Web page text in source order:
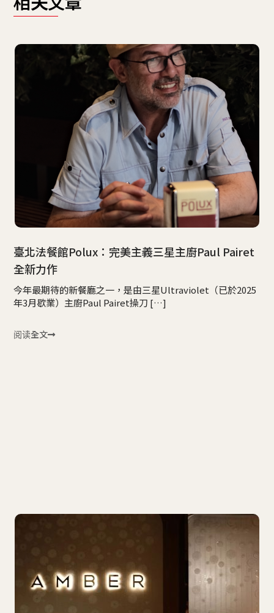
臺北法餐館Polux：完美主義三星主廚Paul Pairet
全新力作
今年最期待的新餐廳之一，是由三星Ultraviolet（已於2025
年3月歇業）主廚Paul Pairet操刀 […]
阅读全文